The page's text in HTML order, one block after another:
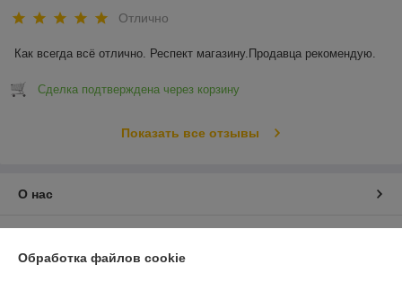
Отлично
Как всегда всё отлично. Респект магазину.Продавца рекомендую.
Сделка подтверждена через корзину
Показать все отзывы
О нас
Обработка файлов cookie